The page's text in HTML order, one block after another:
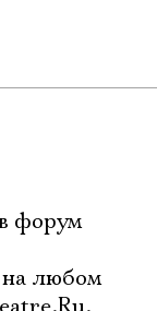
форум
на любом